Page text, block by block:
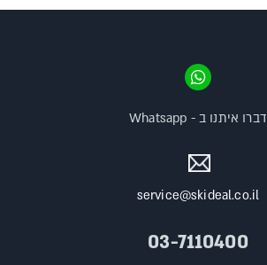
service@skideal.co.il
03-7110400
דברו איתנו ב - Whatsapp